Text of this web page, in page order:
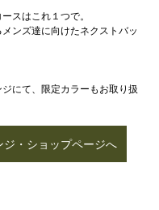
スはこれ１つで。
ンズ達に向けたネクストバッ
にて、限定カラーもお取り扱
・ショップページへ